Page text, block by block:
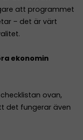
att programmet
– det är värt
ekonomin
ovan,
det fungerar även